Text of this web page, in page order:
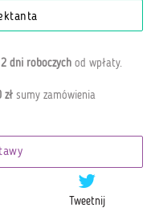
dni roboczych od wpłaty.
zł sumy zamówienia
Tweetnij